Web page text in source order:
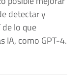
detectar y
lo que
IA, como GPT-4.